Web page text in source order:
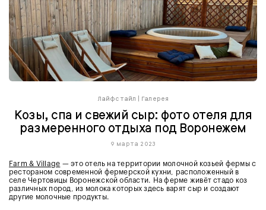
Лайфстайл Галерея
Козы, спа и свежий сыр: фото отеля для
размеренного отдыха под Воронежем
9 марта 2023
Farm & Village — это отель на территории молочной козьей фермы с
рестораном современной фермерской кухни, расположенный в
селе Чертовицы Воронежской области. На ферме живёт стадо коз
различных пород, из молока которых здесь варят сыр и создают
другие молочные продукты.